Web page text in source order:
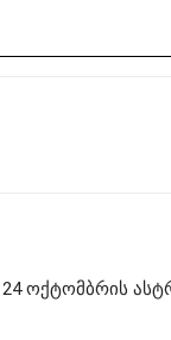
24 ოქტომბრის